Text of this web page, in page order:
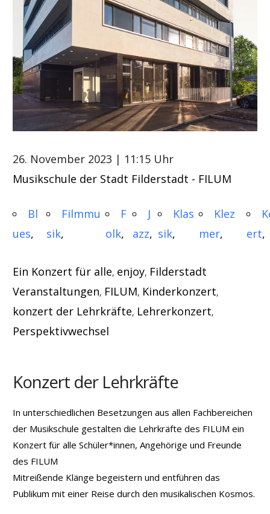
26. November 2023 | 11:15 Uhr
Musikschule der Stadt Filderstadt - FILUM
Bl
ues
Filmmu
sik
F
olk
J
azz
Klas
sik
Klez
mer
ert
Ein Konzert für alle, enjoy, Filderstadt
Veranstaltungen, FILUM, Kinderkonzert,
konzert der Lehrkräfte, Lehrerkonzert,
Perspektivwechsel
Konzert der Lehrkräfte
In unterschiedlichen Besetzungen aus allen Fachbereichen
der Musikschule gestalten die Lehrkräfte des FILUM ein
Konzert für alle Schüler*innen, Angehörige und Freunde
des FILUM
Mitreißende Klänge begeistern und entführen das
Publikum mit einer Reise durch den musikalischen Kosmos.